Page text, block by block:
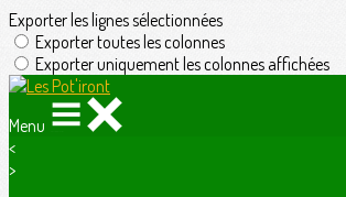
Exporter les lignes sélectionnées
Exporter toutes les colonnes
Exporter uniquement les colonnes affichées
Menu
<
>